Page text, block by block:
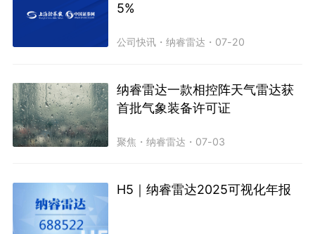
5%
公司快讯 ・纳睿雷达 ・ 07-20
纳睿雷达一款相控阵天气雷达获
首批气象装备许可证
聚焦 ・纳睿雷达 ・ 07-03
H5｜纳睿雷达2025可视化年报